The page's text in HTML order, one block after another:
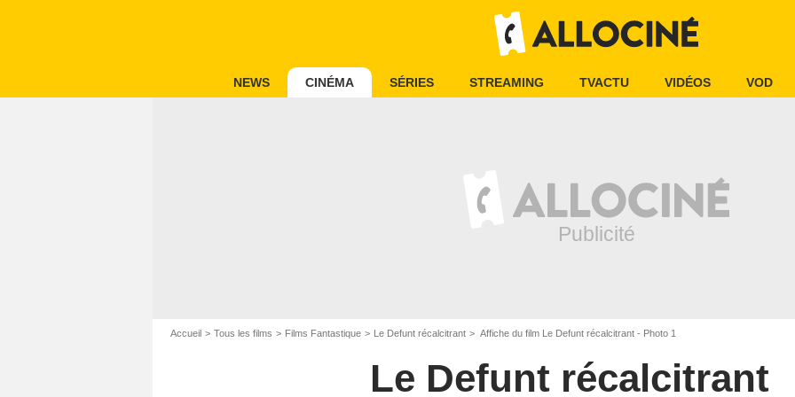
NEWS CINÉMA SÉRIES STREAMING TVACTU VIDÉOS VOD
Accueil Tous les films Films Fantastique Le Defunt récalcitrant Affiche du film Le Defunt récalcitrant - Photo 1
Le Defunt récalcitrant